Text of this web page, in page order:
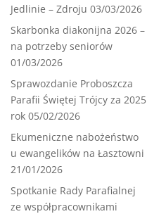
Jedlinie – Zdroju 03/03/2026
Skarbonka diakonijna 2026 –
na potrzeby seniorów
01/03/2026
Sprawozdanie Proboszcza
Parafii Świętej Trójcy za 2025
rok 05/02/2026
Ekumeniczne nabożeństwo
u ewangelików na Łasztowni
21/01/2026
Spotkanie Rady Parafialnej
ze współpracownikami